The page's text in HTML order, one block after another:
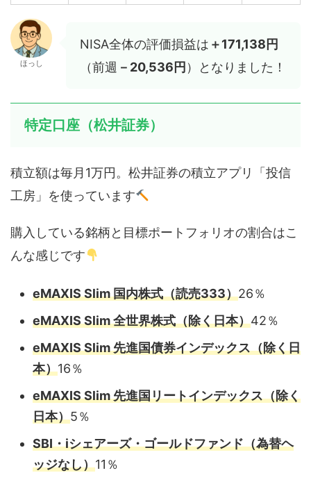
ほっし
NISA全体の評価損益は ＋171,138円
（前週 －20,536円）となりました！
特定口座（松井証券）
積立額は毎月1万円。松井証券の積立アプリ「投信
工房」を使っています
購入している銘柄と目標ポートフォリオの割合はこ
んな感じです
eMAXIS Slim 国内株式（読売333）26％
eMAXIS Slim 全世界株式（除く日本）42％
eMAXIS Slim 先進国債券インデックス（除く日
本）16％
eMAXIS Slim先進国リートインデックス（除く
日本）5％
SBI・iシェアーズ・ゴールドファンド（為替ヘ
ッジなし）11％